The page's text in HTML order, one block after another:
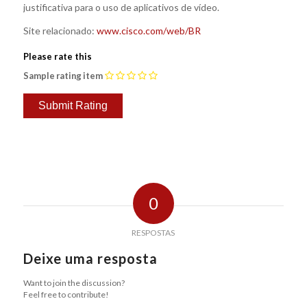
justificativa para o uso de aplicativos de vídeo.
Site relacionado: www.cisco.com/web/BR
Please rate this
Sample rating item
0
RESPOSTAS
Deixe uma resposta
Want to join the discussion?
Feel free to contribute!